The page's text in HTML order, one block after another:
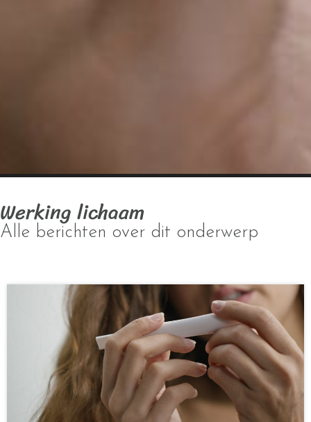
Werking lichaam
Alle berichten over dit onderwerp